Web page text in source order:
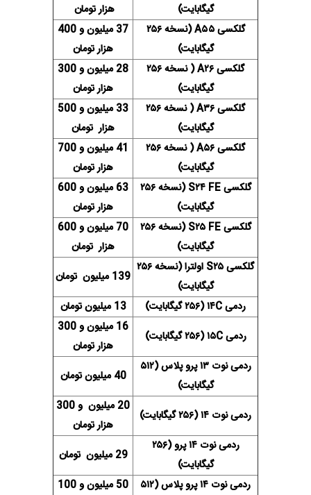
گیگابایت)
هزار تومان
گلکسی A۵۵ (نسخه ۲۵۶
گیگابایت)
37 میلیون و 400
هزار تومان
گلکسی A۲۶ ( نسخه ۲۵۶
گیگابایت)
28 میلیون و 300
هزار تومان
گلکسی A۳۶ ( نسخه ۲۵۶
گیگابایت)
33 میلیون و 500
هزار تومان
گلکسی A۵۶ ( نسخه ۲۵۶
گیگابایت)
41 میلیون و 700
هزار تومان
گلکسی S۲۴ FE (نسخه ۲۵۶
گیگابایت)
63 میلیون و 600
هزار تومان
گلکسی S۲۵ FE (نسخه ۲۵۶
گیگابایت)
70 میلیون و 600
هزار تومان
گلکسی S۲۵ اولترا (نسخه ۲۵۶
گیگابایت)
139 میلیون تومان
ردمی ۱۴C (۲۵۶ گیگابایت)
13 میلیون تومان
ردمی ۱۵C (۲۵۶ گیگابایت)
16 میلیون و 300
هزار تومان
ردمی نوت ۱۳ پرو پلاس (۵۱۲
گیگابایت)
40 میلیون تومان
ردمی نوت ۱۴ (۲۵۶ گیگابایت)
20 میلیون و 300
هزار تومان
ردمی نوت ۱۴ پرو (۲۵۶
گیگابایت)
29 میلیون تومان
ردمی نوت ۱۴ پرو پلاس (۵۱۲
50 میلیون و 100